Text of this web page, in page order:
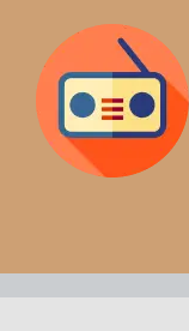
contenuto